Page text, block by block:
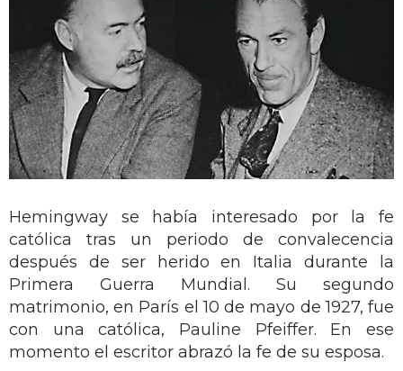
Hemingway se había interesado por la fe
católica tras un periodo de convalecencia
después de ser herido en Italia durante la
Primera Guerra Mundial. Su segundo
matrimonio, en París el 10 de mayo de 1927, fue
con una católica, Pauline Pfeiffer. En ese
momento el escritor abrazó la fe de su esposa.